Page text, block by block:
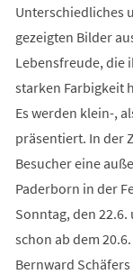
Unterschiedliches
gezeigten Bilder
Lebensfreude, die
starken Farbigkeit
Es werden klein-,
präsentiert. In der
Besucher eine
Paderborn in der
Sonntag, den
schon ab dem
Bernward